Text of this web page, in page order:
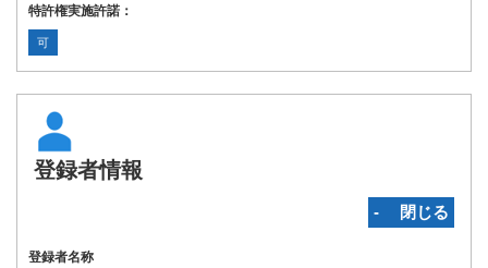
特許権実施許諾：
可
登録者情報
‐ 閉じる
登録者名称